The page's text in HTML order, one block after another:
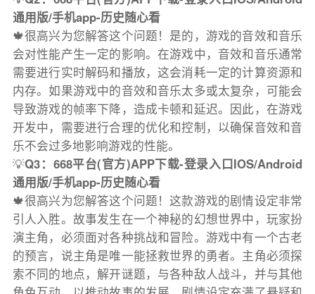
通用版/手机app-历史随心看
🍁很高兴为您解答这个问题！是的，游戏的音效和音乐
会对性能产生一定的影响。在游戏中，音效和音乐通常
需要进行实时解码和播放，这会消耗一定的计算资源和
内存。如果游戏中的音效和音乐太多或太复杂，可能会
导致游戏的帧率下降，造成卡顿和延迟。因此，在游戏
开发中，需要进行合理的优化和控制，以确保音效和音
乐不会过多地影响游戏的性能。
💡Q3：668平台(官方)APP下载-登录入口IOS/Android
通用版/手机app-历史随心看
🍁很高兴为您解答这个问题！这款游戏的剧情设定非常
引人入胜。故事发生在一个神秘的幻想世界中，玩家扮
演主角，必须面对各种挑战和冒险。游戏中有一个古老
的预言，说主角是唯一能拯救世界的勇者。主角必须探
索不同的地点，解开谜题，与各种敌人战斗，并与其他